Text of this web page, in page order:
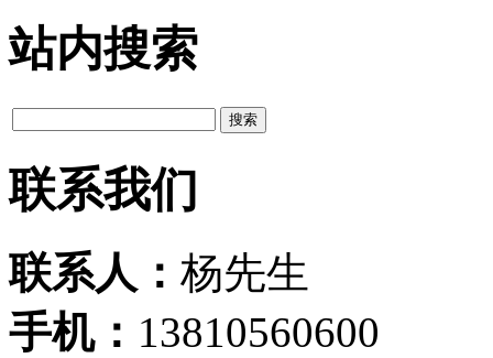
站内搜索
联系我们
联系人： 杨先生
手机： 13810560600